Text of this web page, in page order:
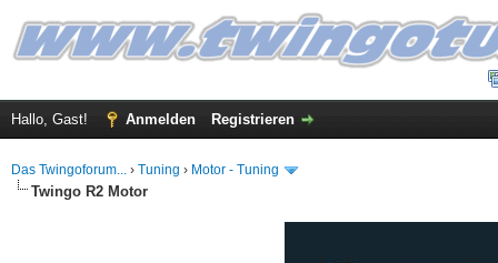
Hallo, Gast! Anmelden Registrieren
Das Twingoforum... › Tuning › Motor - Tuning
Twingo R2 Motor